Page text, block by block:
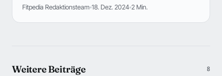
Fitpedia Redaktionsteam 18. Dez. 2024 2 Min.
Weitere Beiträge 8